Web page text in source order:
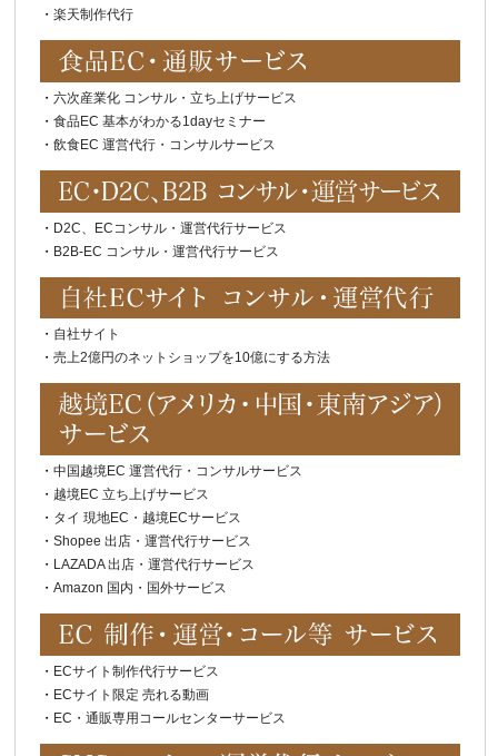
・ 楽天制作代行
・ 六次産業化 コンサル・立ち上げサービス
・ 食品EC 基本がわかる1dayセミナー
・ 飲食EC 運営代行・コンサルサービス
・ D2C、ECコンサル・運営代行サービス
・ B2B-EC コンサル・運営代行サービス
・ 自社サイト
・ 売上2億円のネットショップを10億にする方法
・ 中国越境EC 運営代行・コンサルサービス
・ 越境EC 立ち上げサービス
・ タイ 現地EC・越境ECサービス
・ Shopee 出店・運営代行サービス
・ LAZADA 出店・運営代行サービス
・ Amazon 国内・国外サービス
・ ECサイト制作代行サービス
・ ECサイト限定 売れる動画
・ EC・通販専用コールセンターサービス